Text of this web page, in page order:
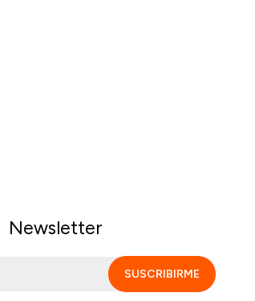
Newsletter
SUSCRIBIRME